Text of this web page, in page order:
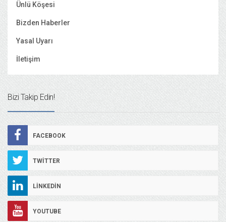
Ünlü Köşesi
Bizden Haberler
Yasal Uyarı
İletişim
Bizi Takip Edin!
FACEBOOK
TWITTER
LINKEDIN
YOUTUBE